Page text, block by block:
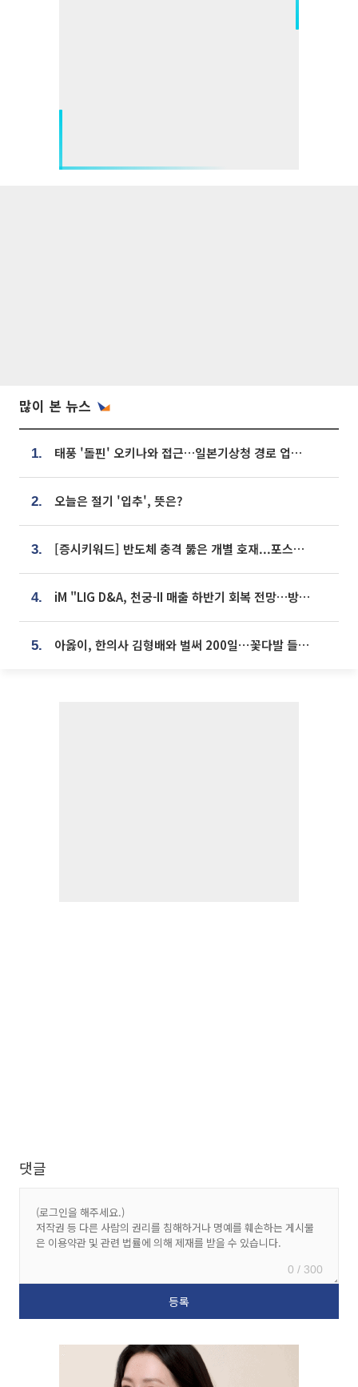
많이 본 뉴스
1. 태풍 '돌핀' 오키나와 접근…일본기상청 경로 업데이트
2. 오늘은 절기 '입추', 뜻은?
3. [증시키워드] 반도체 충격 뚫은 개별 호재...포스코퓨처엠·에코프로·한화솔루션 '눈길'
4. iM "LIG D&A, 천궁-II 매출 하반기 회복 전망…방산 톱픽 유지"
5. 아옳이, 한의사 김형배와 벌써 200일⋯꽃다발 들고 "프러포즈 아냐"
댓글
0 / 300